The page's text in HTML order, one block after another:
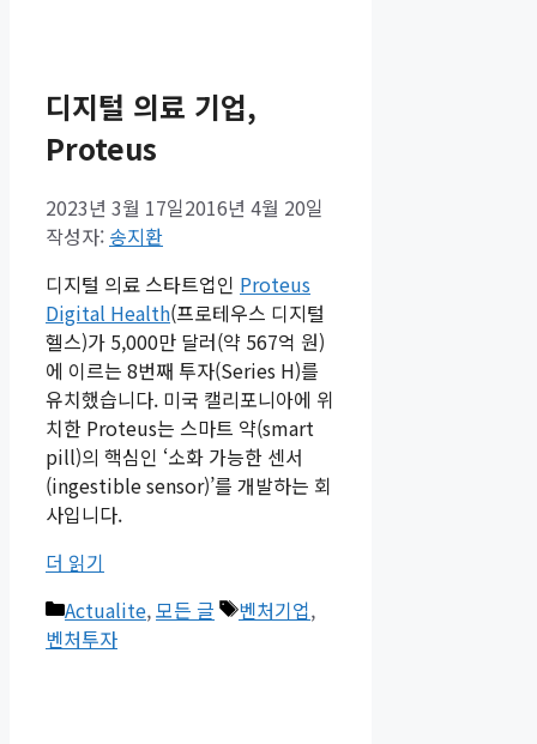
디지털 의료 기업,
Proteus
2023년 3월 17일2016년 4월 20일
작성자: 송지환
디지털 의료 스타트업인 Proteus
Digital Health(프로테우스 디지털
헬스)가 5,000만 달러(약 567억 원)
에 이르는 8번째 투자(Series H)를
유치했습니다. 미국 캘리포니아에 위
치한 Proteus는 스마트 약(smart
pill)의 핵심인 ‘소화 가능한 센서
(ingestible sensor)’를 개발하는 회
사입니다.
더 읽기
카
테
Actualite,모든 글
태
벤처기업,
벤처투자